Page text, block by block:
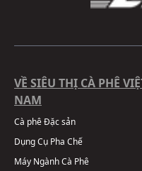
VỀ SIÊU THỊ CÀ PHÊ
NAM
Cà phê Đặc sản
Dụng Cụ Pha Chế
Máy Ngành Cà Phê